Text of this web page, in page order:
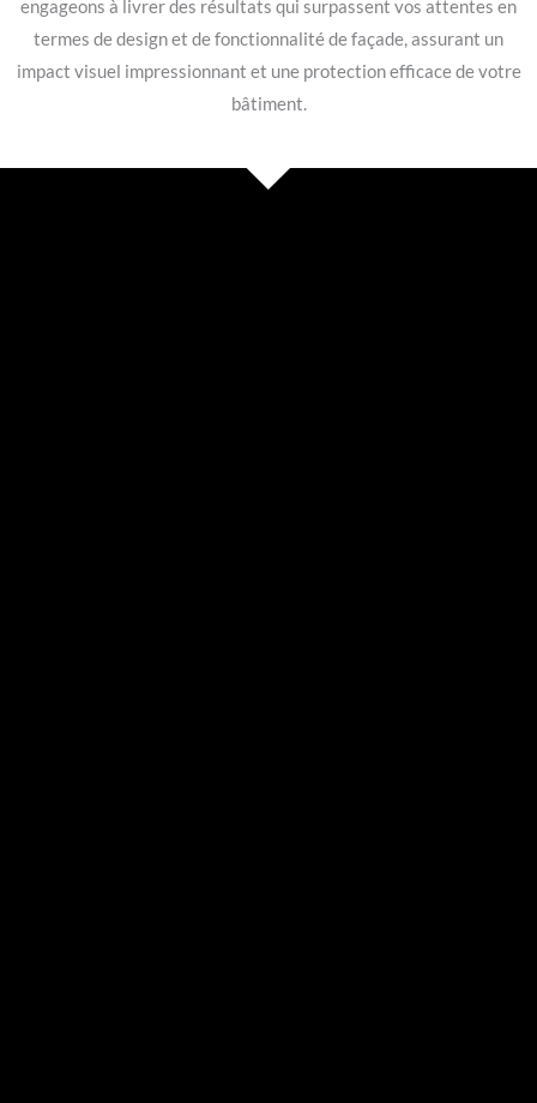
engageons à livrer des résultats qui surpassent vos attentes en
termes de design et de fonctionnalité de façade, assurant un
impact visuel impressionnant et une protection efficace de votre
bâtiment.